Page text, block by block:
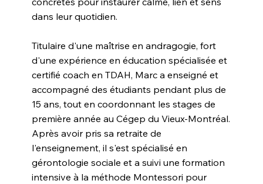
dans leur quotidien.
Titulaire d'une maîtrise en andragogie, fort
d'une expérience en éducation spécialisée et
certifié coach en TDAH, Marc a enseigné et
accompagné des étudiants pendant plus de
15 ans, tout en coordonnant les stages de
première année au Cégep du Vieux-Montréal.
Après avoir pris sa retraite de
l'enseignement, il s'est spécialisé en
gérontologie sociale et a suivi une formation
intensive à la méthode Montessori pour